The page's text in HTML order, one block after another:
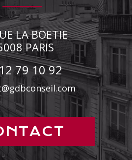
LA BOETIE
PARIS
79 10 92